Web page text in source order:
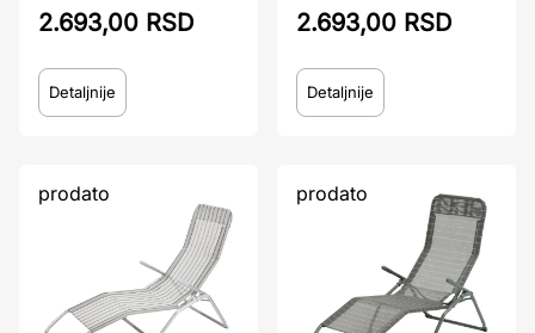
2.693,00 RSD
Detaljnije
2.693,00 RSD
Detaljnije
prodato prodato